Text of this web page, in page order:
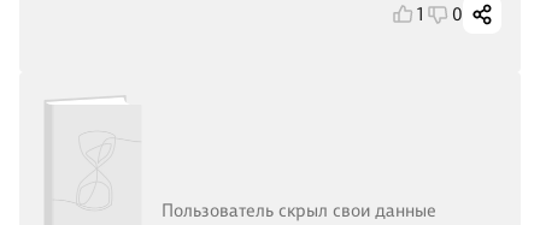
1 0
Пользователь скрыл свои данные